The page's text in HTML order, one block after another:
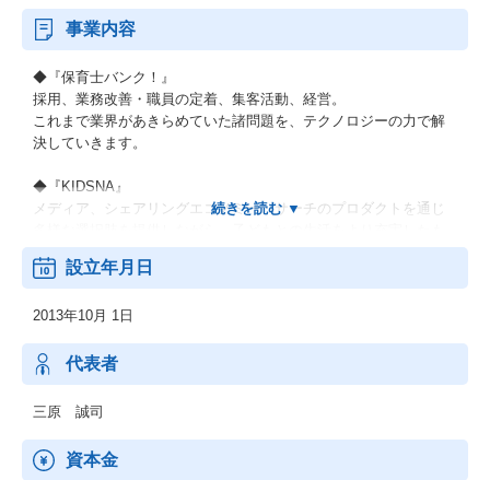
事業内容
◆『保育士バンク！』
採用、業務改善・職員の定着、集客活動、経営。
これまで業界があきらめていた諸問題を、テクノロジーの力で解
決していきます。
◆『KIDSNA』
メディア、シェアリングエコノミー、サーチのプロダクトを通じ
のにするサービスです。
地方における安定した雇用を創出し、新たな人の流れによって将
来に渡り活力ある地域社会を構築していくために、地方の重要産
業である観光業界を支援します。
◆『hospitality Careers』
を強化します。
海外の先進事例を取り入れると同時に、日本国内での事業展開を
設立年月日
2013年10月 1日
代表者
三原 誠司
資本金